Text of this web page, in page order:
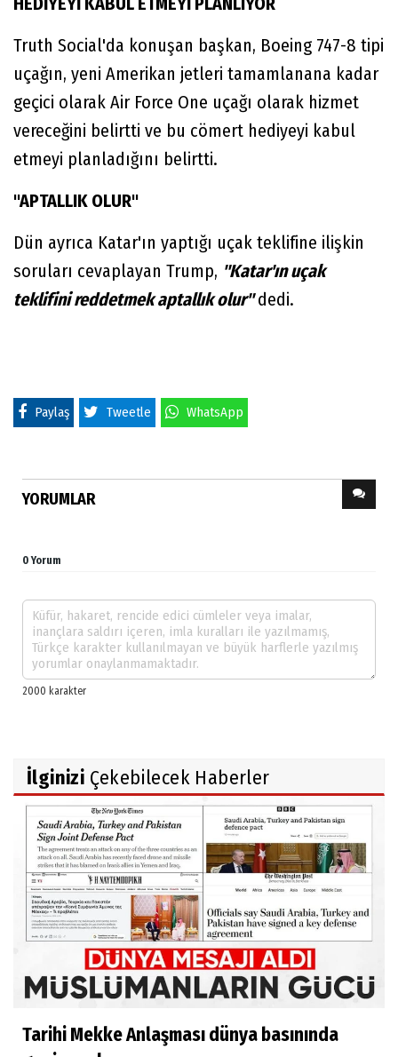
Truth Social'da konuşan başkan, Boeing 747-8 tipi
uçağın, yeni Amerikan jetleri tamamlanana kadar
geçici olarak Air Force One uçağı olarak hizmet
vereceğini belirtti ve bu cömert hediyeyi kabul
etmeyi planladığını belirtti.
"APTALLIK OLUR"
Dün ayrıca Katar'ın yaptığı uçak teklifine ilişkin
soruları cevaplayan Trump, "Katar'ın uçak
teklifini reddetmek aptallık olur"dedi.
Paylaş Tweetle WhatsApp
YORUMLAR
0 Yorum
İlginizi Çekebilecek Haberler
Tarihi Mekke Anlaşması dünya basınında